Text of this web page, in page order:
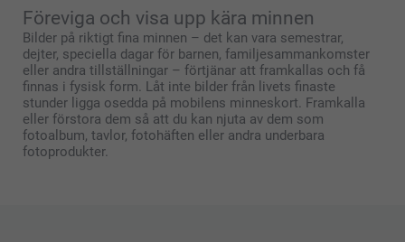
Föreviga och visa upp kära minnen
Bilder på riktigt fina minnen – det kan vara semestrar,
dejter, speciella dagar för barnen, familjesammankomster
eller andra tillställningar – förtjänar att framkallas och få
finnas i fysisk form. Låt inte bilder från livets finaste
stunder ligga osedda på mobilens minneskort. Framkalla
eller förstora dem så att du kan njuta av dem som
fotoalbum, tavlor, fotohäften eller andra underbara
fotoprodukter.